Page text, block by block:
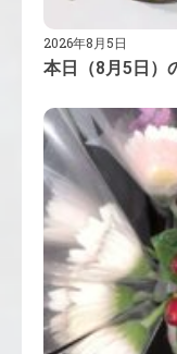
本日（8月5日）
2026年8月5日